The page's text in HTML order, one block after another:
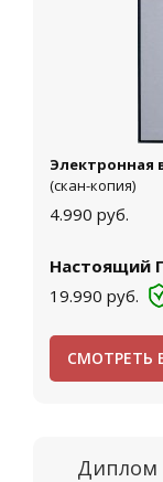
Электронная
(скан-копия)
4.990 руб.
Настоящий
19.990 руб.
СМОТРЕТЬ
Диплом